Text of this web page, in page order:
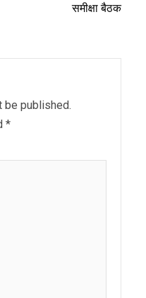
समीक्षा बैठक
be published.
*